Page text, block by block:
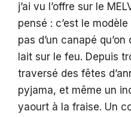
j’ai vu l’offre sur le
pensé : c’est le
pas d’un canapé
lait sur le feu. Depuis
traversé des fêtes
pyjama, et même un
yaourt à la fraise. Un